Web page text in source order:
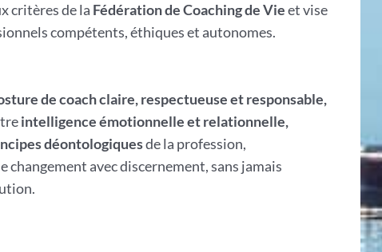
critères de la Fédération de Coaching de Vieet vise
compétents, éthiques et autonomes.
de coach claire, respectueuse et responsable,
intelligence émotionnelle et relationnelle,
déontologiquesde la profession,
changement avec discernement, sans jamais